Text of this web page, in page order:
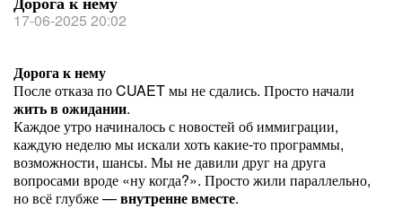
17-06-2025 20:02
Дорога к нему
После отказа по CUAET мы не сдались. Просто начали
жить в ожидании.
Каждое утро начиналось с новостей об иммиграции,
каждую неделю мы искали хоть какие‑то программы,
возможности, шансы. Мы не давили друг на друга
вопросами вроде «ну когда?». Просто жили параллельно,
но всё глубже —внутренне вместе.